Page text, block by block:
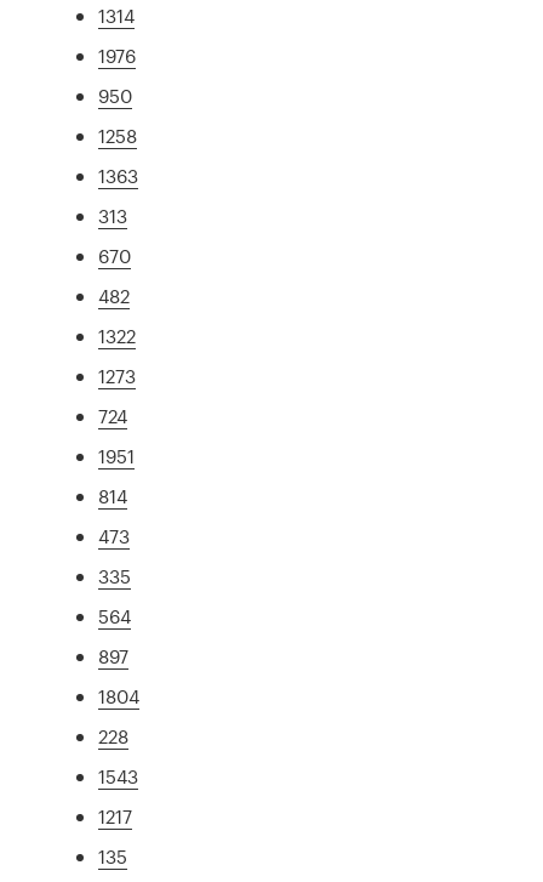
1314
1976
950
1258
1363
313
670
482
1322
1273
724
1951
814
473
335
564
897
1804
228
1543
1217
135